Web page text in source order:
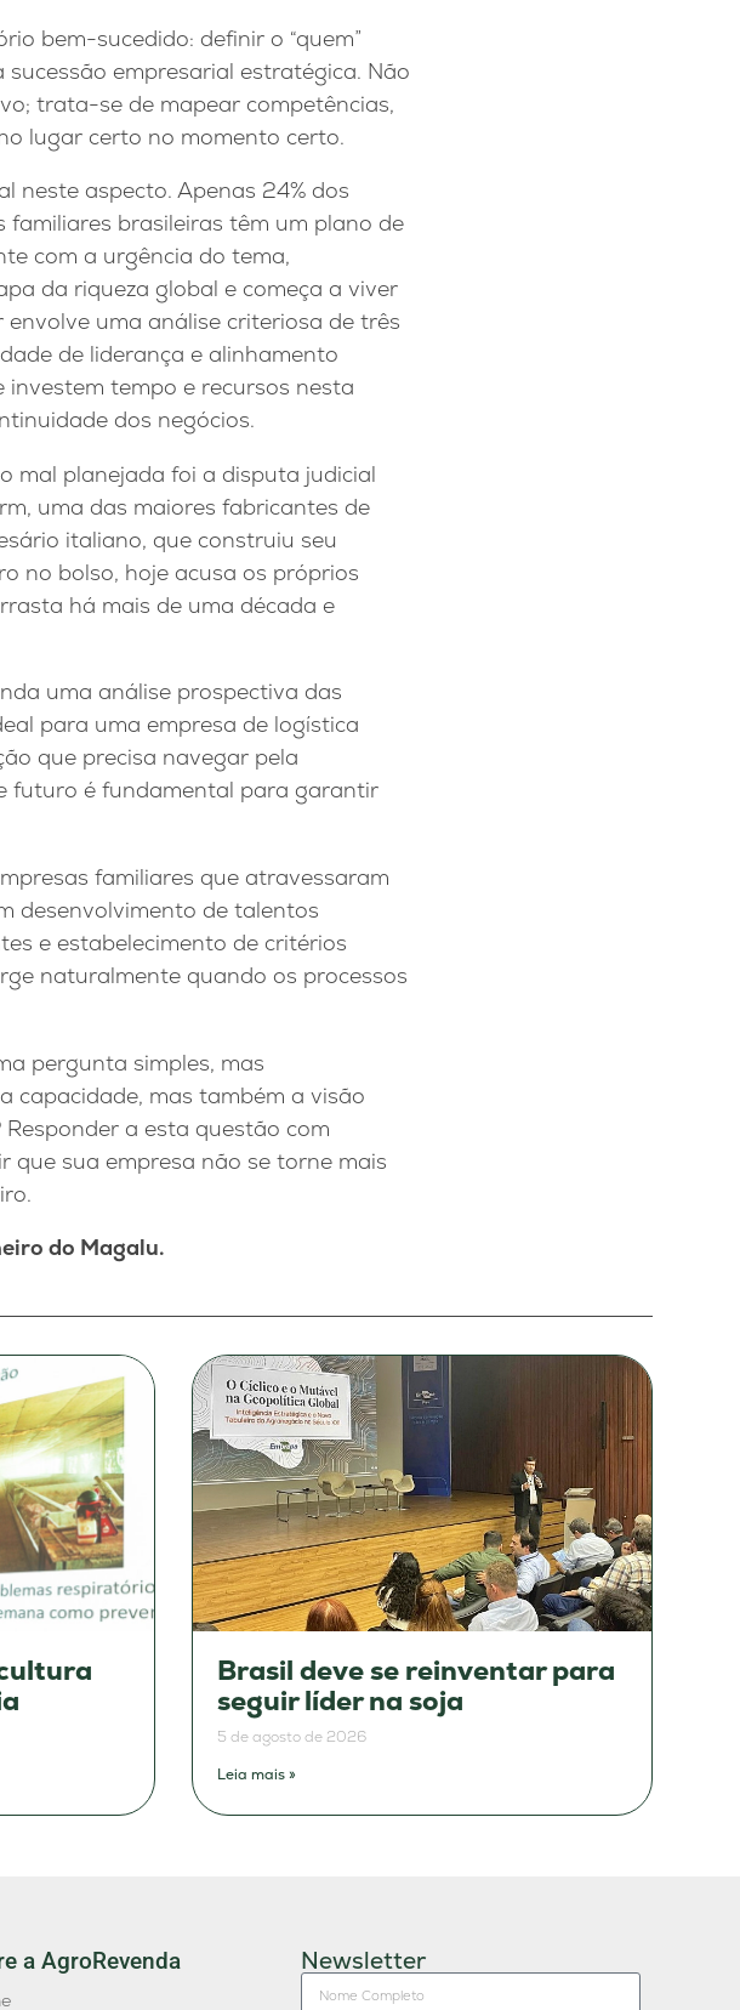
bem-sucedido: definir o “quem”
sucessão empresarial estratégica. Não
trata-se de mapear competências,
lugar certo no momento certo.
neste aspecto. Apenas 24% dos
brasileiras têm um plano de
com a urgência do tema,
da riqueza global e começa a viver
uma análise criteriosa de três
de liderança e alinhamento
tempo e recursos nesta
dos negócios.
mal planejada foi a disputa judicial
uma das maiores fabricantes de
italiano, que construiu seu
no bolso, hoje acusa os próprios
há mais de uma década e
uma análise prospectiva das
para uma empresa de logística
que precisa navegar pela
futuro é fundamental para garantir
familiares que atravessaram
desenvolvimento de talentos
e estabelecimento de critérios
naturalmente quando os processos
pergunta simples, mas
capacidade, mas também a visão
a esta questão com
sua empresa não se torne mais
do Magalu.
Brasil deve se reinventar para
seguir líder na soja
5 de agosto de 2026
Leia mais »
a AgroRevenda Newsletter